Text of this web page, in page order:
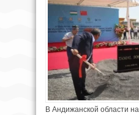
В Андижанской области